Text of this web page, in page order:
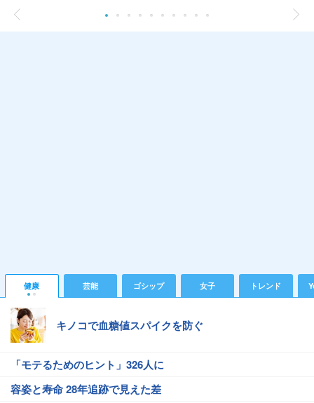
健康 芸能 ゴシップ 女子 トレンド
キノコで血糖値スパイクを防ぐ
「モテるためのヒント」326人に
容姿と寿命 28年追跡で見えた差